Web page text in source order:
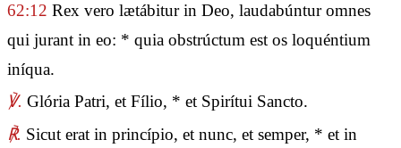
62:12 Rex vero lætábitur in Deo, laudabúntur omnes
qui jurant in eo: * quia obstrúctum est os loquéntium
iníqua.
℣. Glória Patri, et Fílio, * et Spirítui Sancto.
℟. Sicut erat in princípio, et nunc, et semper, * et in